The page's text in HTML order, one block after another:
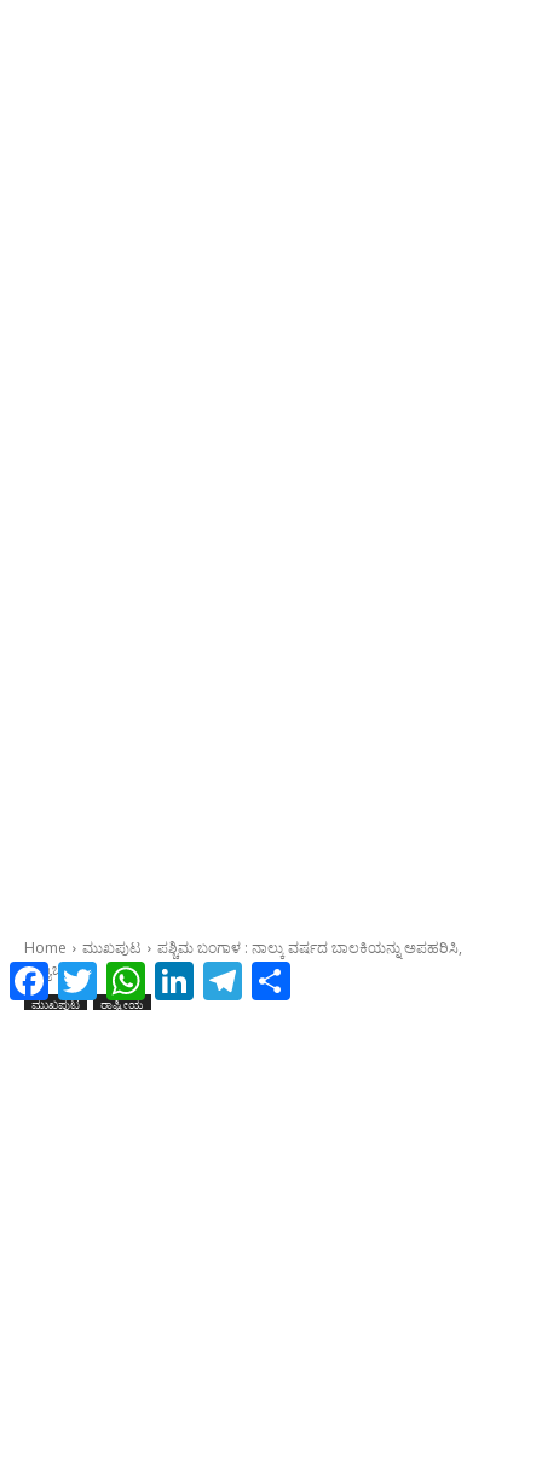
FacebookTwitter WhatsAppLinkedInTelegram